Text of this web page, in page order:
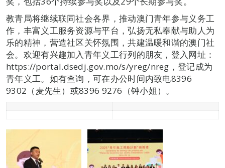
教青局将继续联同社会各界，推动澳门青年参与义务工
作，丰富义工服务资源与平台，弘扬无私奉献与助人为
乐的精神，营造社区关怀氛围，共建温暖和谐的澳门社
会。欢迎有兴趣加入青年义工行列的朋友，登入网址：
https://portal.dsedj.gov.mo/s/yreg/nreg，登记成为
青年义工。如有查询，可在办公时间内致电8396
9302（麦先生）或8396 9276（钟小姐）。